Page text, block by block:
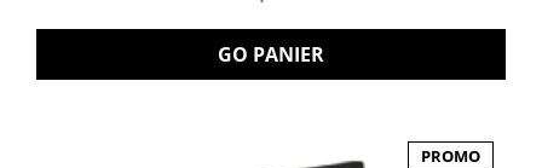
GO PANIER
PROMO